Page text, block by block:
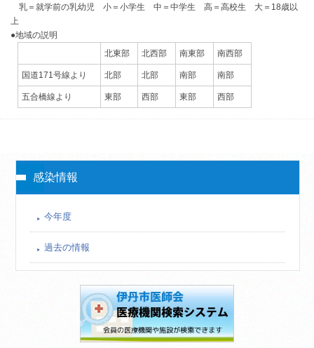
乳＝就学前の乳幼児 小＝小学生 中＝中学生 高＝高校生 大＝18歳以
上
●地域の説明
北東部
北西部 南東部 南西部
国道171号線より 北部 北部 南部 南部
五合橋線より 東部 西部 東部 西部
感染情報
今年度
過去の情報